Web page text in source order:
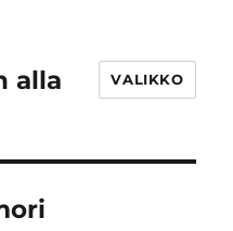
alla VALIKKO